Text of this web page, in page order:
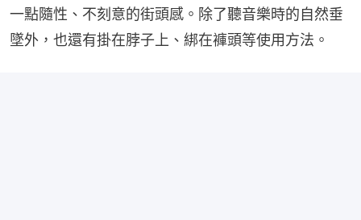
一點隨性、不刻意的街頭感。除了聽音樂時的自然垂
墜外，也還有掛在脖子上、綁在褲頭等使用方法。